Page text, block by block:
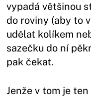
vypadá většinou
do roviny (aby to
udělat kolíkem
sazečku do ní
pak čekat.
Jenže v tom je